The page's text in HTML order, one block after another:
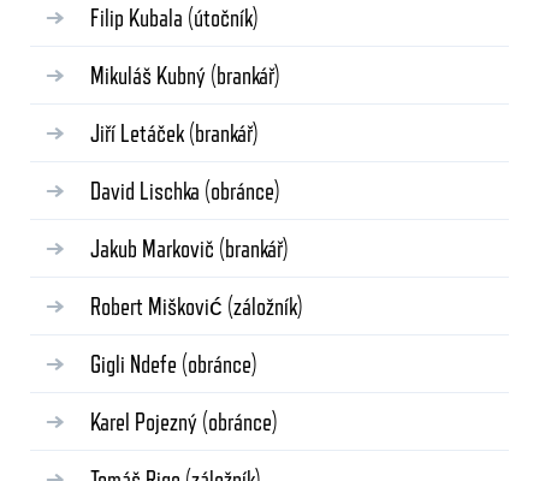
Filip Kubala (útočník)
Mikuláš Kubný (brankář)
Jiří Letáček (brankář)
David Lischka (obránce)
Jakub Markovič (brankář)
Robert Mišković (záložník)
Gigli Ndefe (obránce)
Karel Pojezný (obránce)